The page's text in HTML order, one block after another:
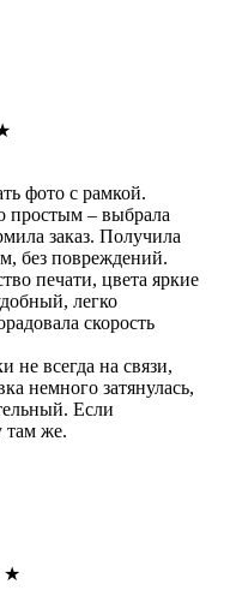
фото с рамкой.
простым – выбрала
заказ. Получила
без повреждений.
печати, цвета яркие
легко
скорость
всегда на связи,
немного затянулась,
Если
там же.
★